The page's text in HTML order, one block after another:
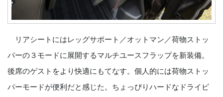
リアシートにはレッグサポート／オットマン／荷物ストッ
パーの３モードに展開するマルチユースフラップを新装備。
後席のゲストをより快適にもてなす。個人的には荷物ストッ
パーモードが便利だと感じた。ちょっぴりハードなドライビ